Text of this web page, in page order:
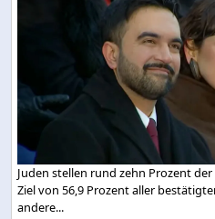
Juden stellen rund zehn Prozent
Ziel von 56,9 Prozent aller
andere...